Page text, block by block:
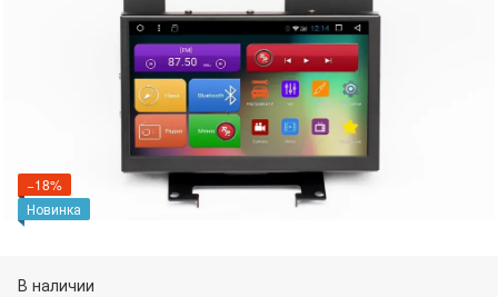
−18%
Новинка
В наличии